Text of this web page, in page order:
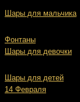
Шары для мальчика
Фонтаны
Шары для девочки
Шары для детей
14 Февраля